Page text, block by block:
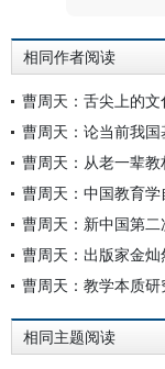
相同作者阅读
曹周天：舌尖上的
曹周天：论当前我
曹周天：从老一辈教
曹周天：中国教育
曹周天：新中国第
曹周天：出版家金
曹周天：教学本质
相同主题阅读